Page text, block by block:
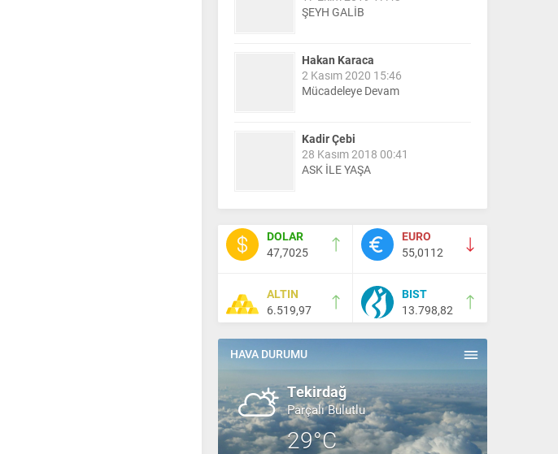
ŞEYH GALİB
Hakan Karaca
2 Kasım 2020 15:46
Mücadeleye Devam
Kadir Çebi
28 Kasım 2018 00:41
ASK İLE YAŞA
10 Mart 2023 21:36
HAYDİ TEKİRDAĞ MAÇA !!!!
Salih Canikli
5 Kasım 2024 19:54
TEKİRDAĞ İL EMNİYET
MÜDÜRÜMÜZE HAYIRLI OLSUN
ZİYARETİ.
DOLAR
47,7025
EURO
55,0112
ALTIN
6.519,97
BIST
13.798,82
HAVA DURUMU
Tekirdağ
Parçalı Bulutlu
29°C